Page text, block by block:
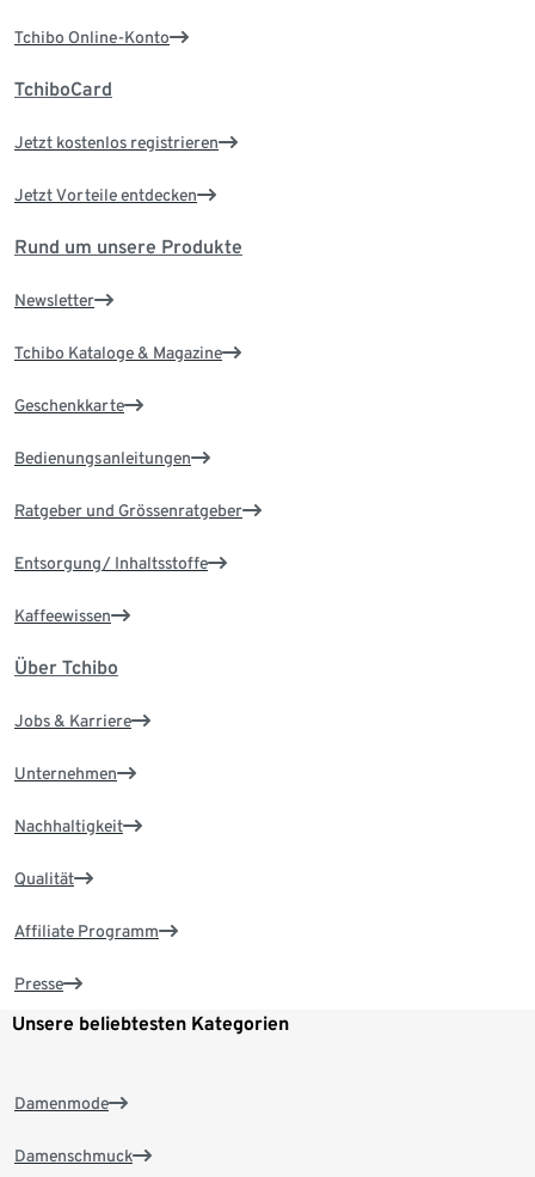
Tchibo Online-Konto
TchiboCard
Jetzt kostenlos registrieren
Jetzt Vorteile entdecken
Rund um unsere Produkte
Newsletter
Tchibo Kataloge & Magazine
Geschenkkarte
Bedienungsanleitungen
Ratgeber und Grössenratgeber
Entsorgung/ Inhaltsstoffe
Kaffeewissen
Über Tchibo
Jobs & Karriere
Unternehmen
Nachhaltigkeit
Qualität
Affiliate Programm
Presse
Unsere beliebtesten Kategorien
Damenmode
Damenschmuck